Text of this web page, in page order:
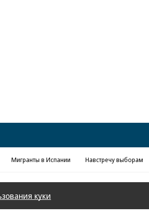
Мигранты в Испании Навстречу выборам
куки